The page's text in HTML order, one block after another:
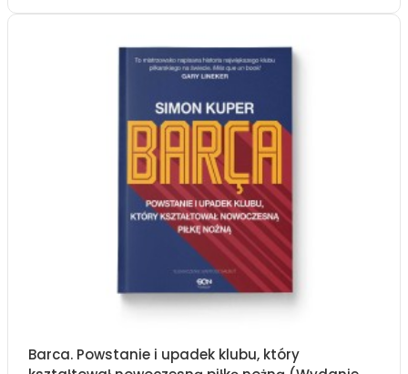
Barca. Powstanie i upadek klubu, który